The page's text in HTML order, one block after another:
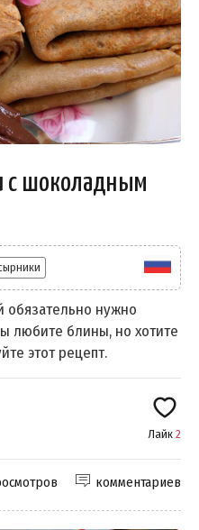
с шоколадным
нужно
любите блины, но хотите
этот рецепт.
Лайк 2
комментариев